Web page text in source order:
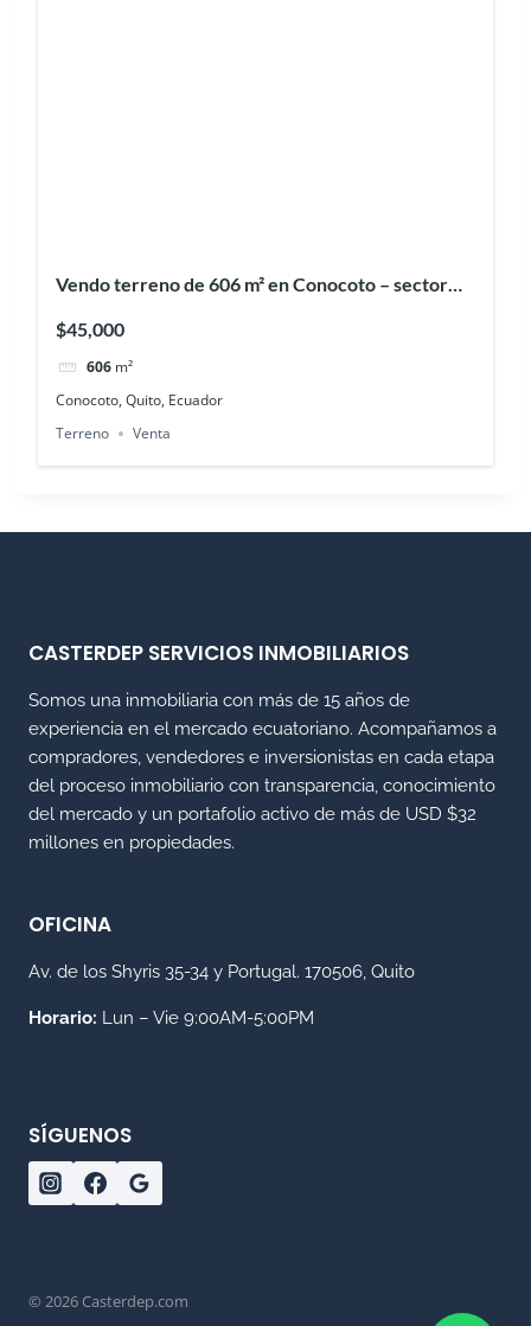
Vendo terreno de 606 m² en Conocoto – sector
$45,000
606 m²
Conocoto, Quito, Ecuador
Terreno
Venta
CASTERDEP SERVICIOS INMOBILIARIOS
Somos una inmobiliaria con más de 15 años de
experiencia en el mercado ecuatoriano. Acompañamos a
compradores, vendedores e inversionistas en cada etapa
del proceso inmobiliario con transparencia, conocimiento
del mercado y un portafolio activo de más de USD $32
millones en propiedades.
OFICINA
Av. de los Shyris 35-34 y Portugal. 170506, Quito
Horario: Lun – Vie 9:00AM-5:00PM
SÍGUENOS
© 2026 Casterdep.com